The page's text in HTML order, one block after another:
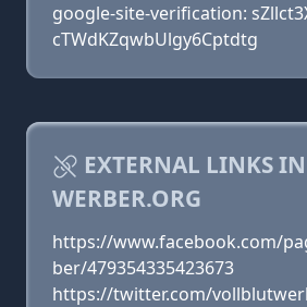
google-site-verification:
cTWdKZqwbUlgy6Cptdtg
EXTERNAL LINKS
WERBER.ORG
https://www.facebook.com/
ber/479354335423673
https://twitter.com/